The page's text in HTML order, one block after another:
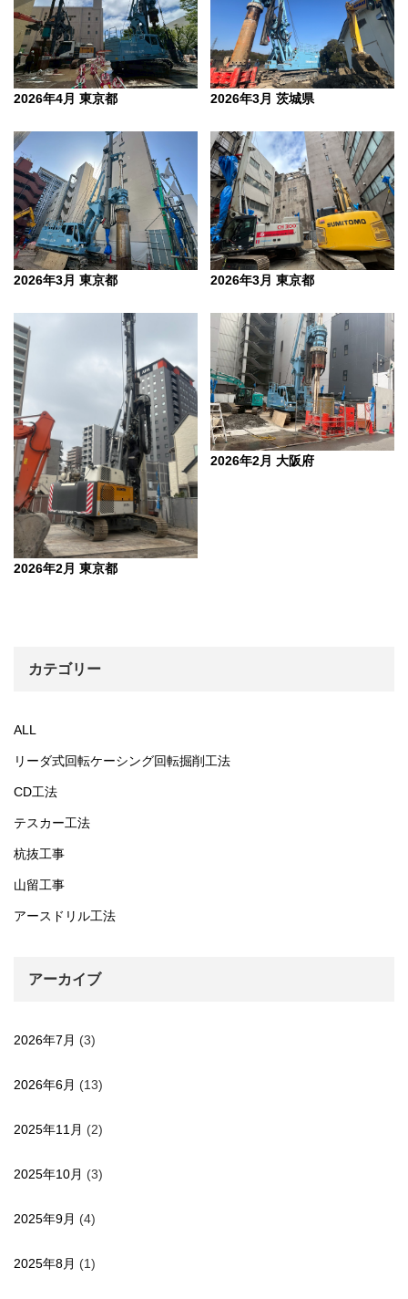
2026年4月 東京都 2026年3月 茨城県
2026年3月 東京都 2026年3月 東京都
2026年2月 東京都
2026年2月 大阪府
カテゴリー
ALL
リーダ式回転ケーシング回転掘削工法
CD工法
テスカー工法
杭抜工事
山留工事
アースドリル工法
アーカイブ
2026年7月 (3)
2026年6月 (13)
2025年11月 (2)
2025年10月 (3)
2025年9月 (4)
2025年8月 (1)